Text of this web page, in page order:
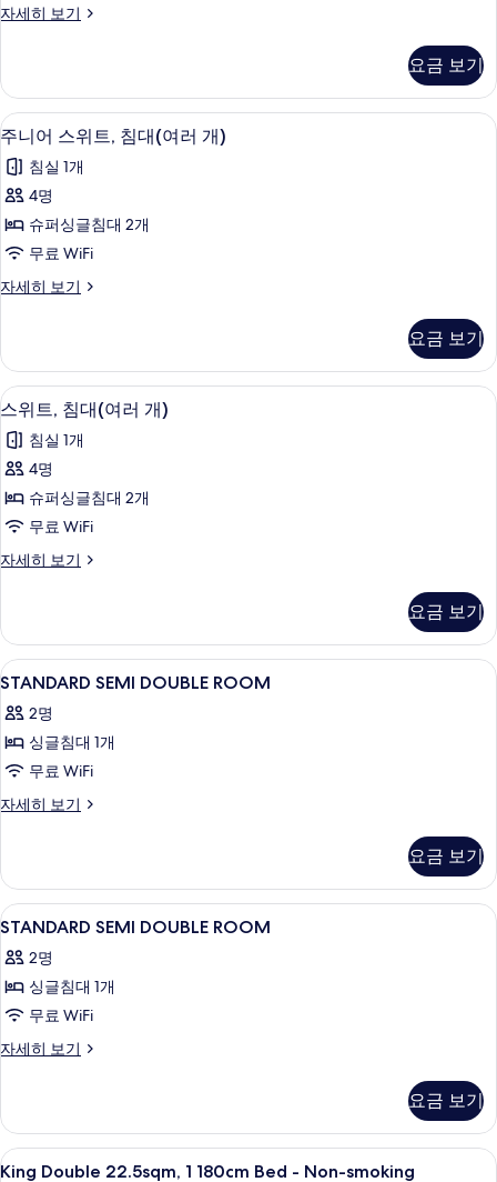
모
보
기
자세히 보기
트
자
세
히
보
기
요금 보기
주
니
어
스
위
침
(여
러
개)
사
진
모
두
보
주니어 스위트, 침대(여러 개) | 다리미
6
주니어 스위트, 침대(여러 개)
침실 1개
4명
슈퍼싱글침대 2개
무료 WiFi
자세히 보기
주
위
트,
침
(여
러
자
세
보
요금 보기
스
위
트,
침
대
러
사
진
모
두
보
기
스위트, 침대(여러 개) | 다리미/다리미
4
스위트, 침대(여러 개)
침실 1개
4명
슈퍼싱글침대 2개
무료 WiFi
자세히 보기
스
대
(여
러
자
세
보
기
요금 보기
STANDARD
SEMI
DOUBLE
ROOM
사
진
보
기
다리미/다리미판, 무료 WiFi, 침대 시트
1
STANDARD SEMI DOUBLE ROOM
2명
싱글침대 1개
무료 WiFi
자세히 보기
STANDARD
자
세
히
기
요금 보기
STANDARD
SEMI
DOUBLE
ROOM
사
진
보
기
다리미/다리미판, 무료 WiFi, 침대 시트
1
STANDARD SEMI DOUBLE ROOM
2명
싱글침대 1개
무료 WiFi
자세히 보기
STANDARD
자
세
히
요금 보기
King
다리미/다리미판, 무료 WiFi, 침대 시트
1
King Double 22.5sqm, 1 180cm Bed - Non-smoking